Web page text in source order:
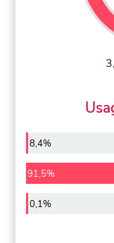
8,4%
91,5%
0,1%